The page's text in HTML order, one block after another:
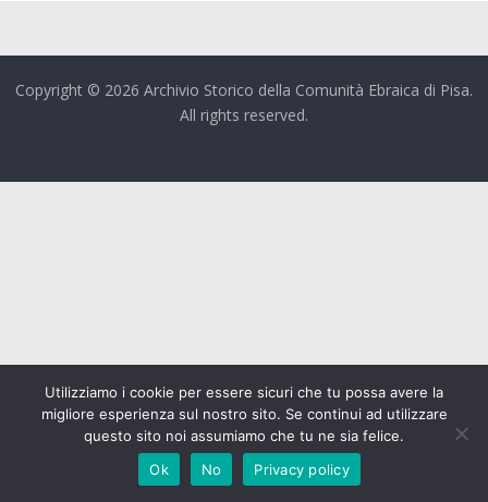
Copyright © 2026 Archivio Storico della Comunità Ebraica di Pisa.
All rights reserved.
Utilizziamo i cookie per essere sicuri che tu possa avere la
migliore esperienza sul nostro sito. Se continui ad utilizzare
questo sito noi assumiamo che tu ne sia felice.
Ok
No Privacy policy